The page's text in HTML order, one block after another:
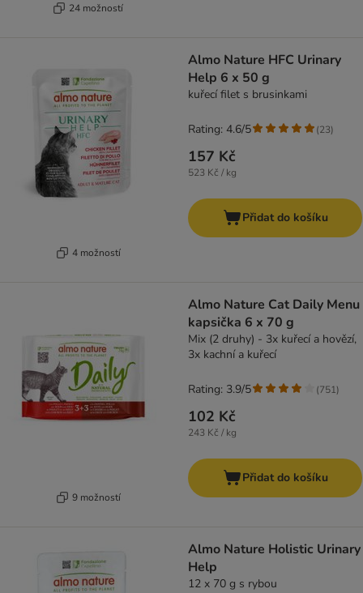
24 možností
4 možností
Almo Nature HFC Urinary
Help 6 x 50 g
kuřecí filet s brusinkami
157 Kč
523 Kč / kg
Rating: 4.6/5 (23)
Přidat do košíku
9 možností
Almo Nature Cat Daily Menu
kapsička 6 x 70 g
Mix (2 druhy) - 3x kuřecí a hovězí,
3x kachní a kuřecí
102 Kč
243 Kč / kg
Rating: 3.9/5 (751)
Přidat do košíku
Almo Nature Holistic Urinary
Help
12 x 70 g s rybou